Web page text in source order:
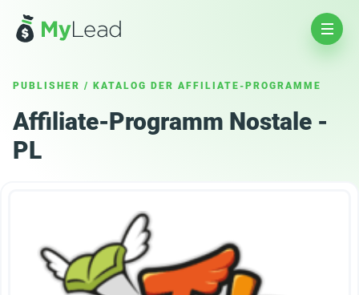
PUBLISHER / KATALOG DER AFFILIATE-PROGRAMME
Affiliate-Programm Nostale -
PL